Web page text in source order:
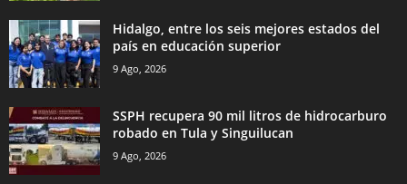
Hidalgo, entre los seis mejores estados del
país en educación superior
9 Ago, 2026
SSPH recupera 90 mil litros de hidrocarburo
robado en Tula y Singuilucan
9 Ago, 2026